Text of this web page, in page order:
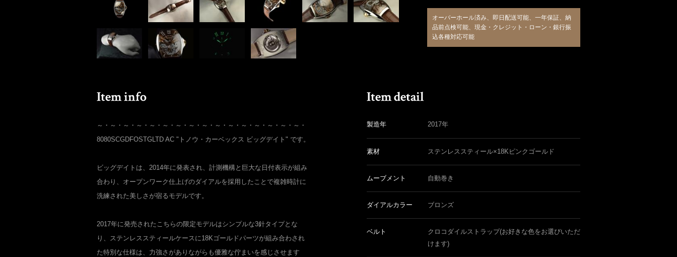
オーバーホール済み、即日配送可能、一年保証、納
品前点検可能、現金・クレジット・ローン・銀行振
込各種対応可能
～・～・～・～・～・～・～・～・～・～・～・～・～・～・～・～・
8080SCGDFOSTGLTD AC "トノウ・カーベックス ビッグデイト" です。
ビッグデイトは、2014年に発表され、計測機構と巨大な日付表示が組み
合わり、オープンワーク仕上げのダイアルを採用したことで複雑時計に
洗練された美しさが宿るモデルです。
2017年に発売されたこちらの限定モデルはシンプルな3針タイプとな
り、ステンレススティールケースに18Kゴールドパーツが組み合わされ
た特別な仕様は、力強さがありながらも優雅な佇まいを感じさせます
製造年 2017年
素材 ステンレススティール×18Kピンクゴールド
ムーブメント 自動巻き
ダイアルカラー ブロンズ
ベルト
クロコダイルストラップ(お好きな色をお選びいただ
けます)